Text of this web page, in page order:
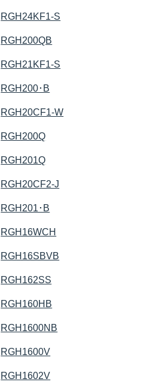
RGH24KF1-S
RGH200QB
RGH21KF1-S
RGH200･B
RGH20CF1-W
RGH200Q
RGH201Q
RGH20CF2-J
RGH201･B
RGH16WCH
RGH16SBVB
RGH162SS
RGH160HB
RGH1600NB
RGH1600V
RGH1602V